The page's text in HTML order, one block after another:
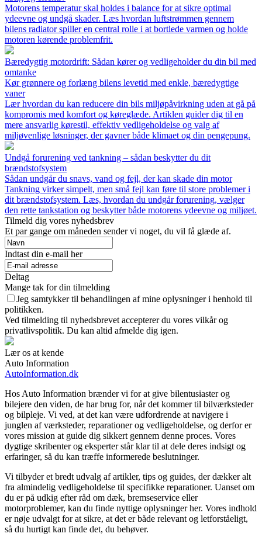
Motorens temperatur skal holdes i balance for at sikre optimal
ydeevne og undgå skader. Læs hvordan luftstrømmen gennem
bilens radiator spiller en central rolle i at bortlede varmen og holde
motoren kørende problemfrit.
Bæredygtig motordrift: Sådan kører og vedligeholder du din bil med
omtanke
Kør grønnere og forlæng bilens levetid med enkle, bæredygtige
vaner
Lær hvordan du kan reducere din bils miljøpåvirkning uden at gå på
kompromis med komfort og køreglæde. Artiklen guider dig til en
mere ansvarlig kørestil, effektiv vedligeholdelse og valg af
miljøvenlige løsninger, der gavner både klimaet og din pengepung.
Undgå forurening ved tankning – sådan beskytter du dit
brændstofsystem
Sådan undgår du snavs, vand og fejl, der kan skade din motor
Tankning virker simpelt, men små fejl kan føre til store problemer i
dit brændstofsystem. Læs, hvordan du undgår forurening, vælger
den rette tankstation og beskytter både motorens ydeevne og miljøet.
Tilmeld dig vores nyhedsbrev
Et par gange om måneden sender vi noget, du vil få glæde af.
Indtast din e-mail her
Deltag
Mange tak for din tilmelding
Jeg samtykker til behandlingen af mine oplysninger i henhold til
politikken.
Ved tilmelding til nyhedsbrevet accepterer du vores vilkår og
privatlivspolitik. Du kan altid afmelde dig igen.
Lær os at kende
Auto Information
AutoInformation.dk
Hos Auto Information brænder vi for at give bilentusiaster og
bilejere den viden, de har brug for, når det kommer til bilværksteder
og bilpleje. Vi ved, at det kan være udfordrende at navigere i
junglen af værksteder, reparationer og vedligeholdelse, og derfor er
vores mission at guide dig sikkert gennem denne proces. Vores
dygtige skribenter og eksperter står klar til at dele deres indsigt og
erfaringer, så du kan træffe informerede beslutninger.
Vi tilbyder et bredt udvalg af artikler, tips og guides, der dækker alt
fra almindelig vedligeholdelse til specifikke reparationer. Uanset om
du er på udkig efter råd om dæk, bremseservice eller
motorproblemer, kan du finde nyttige oplysninger her. Vores indhold
er nøje udvalgt for at sikre, at det er både relevant og letforståeligt,
så du hurtigt kan finde det, du behøver.